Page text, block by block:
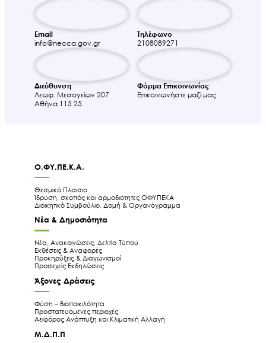
Email
info@necca.gov.gr
Τηλέφωνο
2108089271
Διεύθυνση
Λεωφ. Μεσογείων 207
Αθήνα 115 25
Φόρμα Επικοινωνίας
Επικοινωνήστε μαζί μας
Ο.ΦΥ.ΠΕ.Κ.Α.
Θεσμικό Πλαισιο
Ίδρυση, σκοπός και αρμοδιότητες ΟΦΥΠΕΚΑ
Διοικητικό Συμβούλιο, Δομή & Οργανόγραμμα
Νέα & Δημοσιότητα
Νέα, Ανακοινώσεις, Δελτία Τύπου
Εκθέσεις & Αναφορές
Προκηρύξεις & Διαγωνισμοί
Προσεχείς Εκδηλώσεις
Άξονες Δράσεις
Φύση – Βιοποικιλότητα
Προστατευόμενες περιοχές
Αειφόρος Ανάπτυξη και Κλιματική Αλλαγή
Μ.Δ.Π.Π